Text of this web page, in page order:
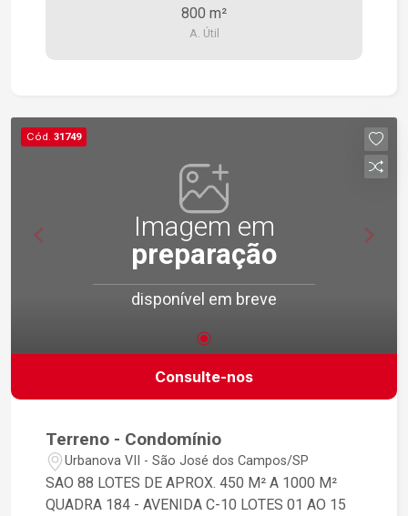
800 m²
A. Útil
Cód. 31749
Imagem em
preparação
disponível em breve
Consulte-nos
Terreno - Condomínio
Urbanova VII - São José dos Campos/SP
SAO 88 LOTES DE APROX. 450 M² A 1000 M²
QUADRA 184 - AVENIDA C-10 LOTES 01 AO 15